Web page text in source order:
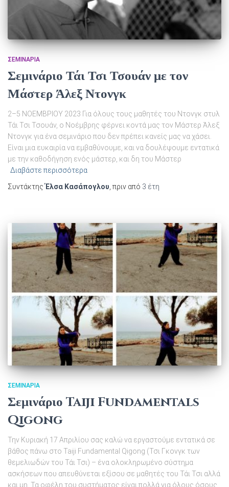
ΣΕΜΙΝΆΡΙΑ
Σεμινάριο Τάι Τσι Τσουάν με τον
Μάστερ Άλεξ Ντονγκ
2–5 ΝΟΕΜΒΡΙΟΥ 2023 Για όλους τους μαθητές του Ντονγκ στυλ
Τάι Τσι Τσουάν, ο Νοέμβρης φέρνει κοντά μας τον Μάστερ Άλεξ
Ντονγκ για ένα σεμινάριο που δεν πρέπει κανείς μας να χάσει.
Είναι μια ευκαιρία να εμβαθύνουμε, και να δουλέψουμε εντατικά
με την καθοδήγηση ενός μάστερ, και δη του Μάστερ
Διαβάστε περισσότερα
ΣυντάκτηςΈλσα Κασάπογλου , πριν από 3 έτη
ΣΕΜΙΝΆΡΙΑ
Σεμινάριο Taiji Fundamentals
Qigong
Την Κυριακή 17 Απριλίου σας καλώ να εργαστούμε εντατικά σε
βάθος πάνω στο Taiji Fundamental Qigong (Τσι Γκονγκ των
θεμελιωδών του Τάι Τσι) – ένα ολοκληρωμένο σύστημα
ασκήσεων που απευθύνεται εξίσου σε μαθητές του Τάι Τσι αλλά
και μη. Τα οφέλη του συστήματος είναι πολλά για όλους όσους